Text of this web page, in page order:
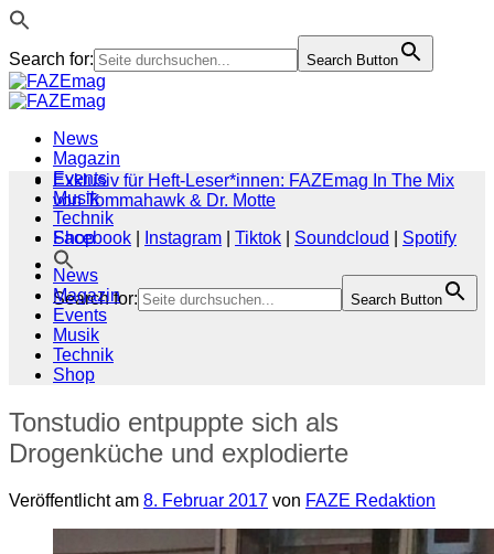
Search for: Search Button
Zum
Inhalt
News
Magazin
Events
Musik
Technik
Shop
Search for: Search Button
Exklusiv für Heft-Leser*innen: FAZEmag In The Mix
von Tommahawk & Dr. Motte
Facebook
Instagram Tiktok Soundcloud
Spotify
News
Magazin
Events
Musik
Technik
Shop
Tonstudio entpuppte sich als
Drogenküche und explodierte
Veröffentlicht am 8. Februar 2017 von FAZE Redaktion